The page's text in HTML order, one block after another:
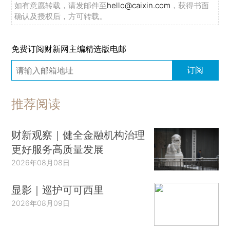
如有意愿转载，请发邮件至hello@caixin.com ，获得书面
确认及授权后，方可转载。
免费订阅财新网主编精选版电邮
订阅
推荐阅读
财新观察｜健全金融机构治理
更好服务高质量发展
2026年08月08日
显影｜巡护可可西里
2026年08月09日